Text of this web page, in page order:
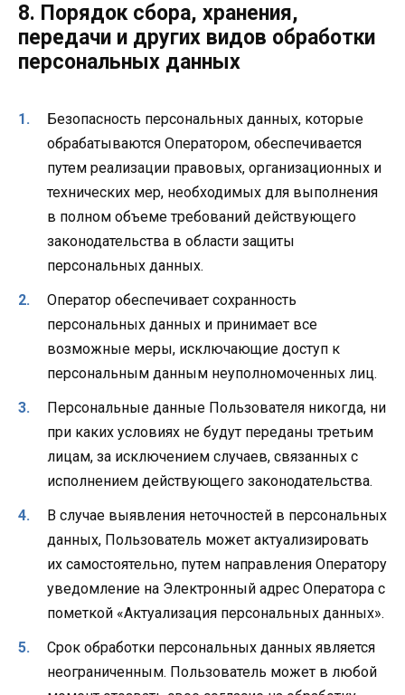
8. Порядок сбора, хранения,
передачи и других видов обработки
персональных данных
Безопасность персональных данных, которые
обрабатываются Оператором, обеспечивается
путем реализации правовых, организационных и
технических мер, необходимых для выполнения
в полном объеме требований действующего
законодательства в области защиты
персональных данных.
Оператор обеспечивает сохранность
персональных данных и принимает все
возможные меры, исключающие доступ к
персональным данным неуполномоченных лиц.
Персональные данные Пользователя никогда, ни
при каких условиях не будут переданы третьим
лицам, за исключением случаев, связанных с
исполнением действующего законодательства.
В случае выявления неточностей в персональных
данных, Пользователь может актуализировать
их самостоятельно, путем направления Оператору
уведомление на Электронный адрес Оператора с
пометкой «Актуализация персональных данных».
Срок обработки персональных данных является
неограниченным. Пользователь может в любой